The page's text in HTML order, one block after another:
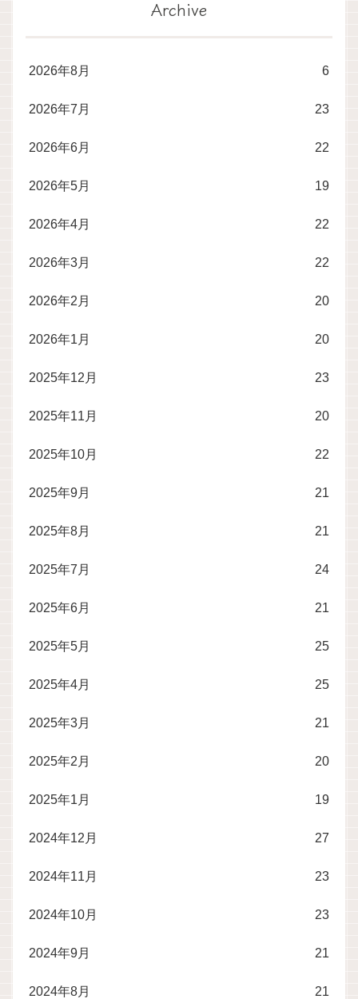
Archive
2026年8月 6
2026年7月 23
2026年6月 22
2026年5月 19
2026年4月 22
2026年3月 22
2026年2月 20
2026年1月 20
2025年12月 23
2025年11月 20
2025年10月 22
2025年9月 21
2025年8月 21
2025年7月 24
2025年6月 21
2025年5月 25
2025年4月 25
2025年3月 21
2025年2月 20
2025年1月 19
2024年12月 27
2024年11月 23
2024年10月 23
2024年9月 21
2024年8月 21